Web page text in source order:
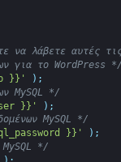
να λάβετε αυτές
για το WordPress
}}' ) ;
MySQL */
}}' ) ;
MySQL */
}}' ) ;
*/